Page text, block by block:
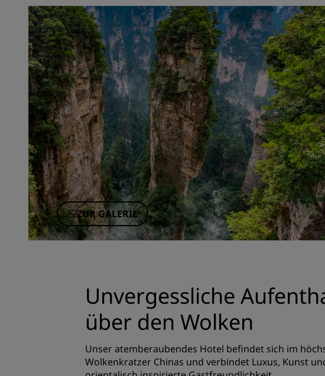
ZUR GALERIE
Unvergessliche
über den Wolken
Unser atemberaubendes Hotel befindet sich im
Wolkenkratzer Chinas und verbindet Luxus, Kunst